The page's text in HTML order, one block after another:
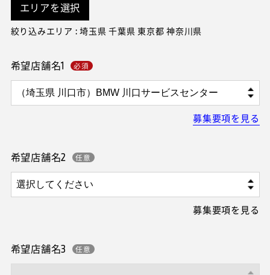
エリアを選択
絞り込みエリア : 埼玉県 千葉県 東京都 神奈川県
希望店舗名1
募集要項を見る
希望店舗名2
募集要項を見る
希望店舗名3